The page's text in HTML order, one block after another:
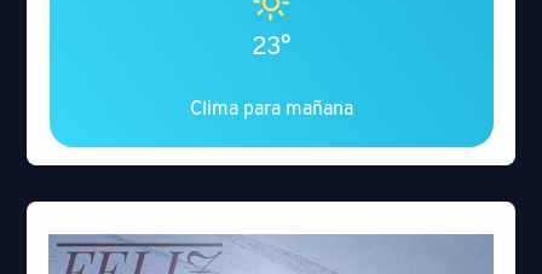
23°
Clima para mañana